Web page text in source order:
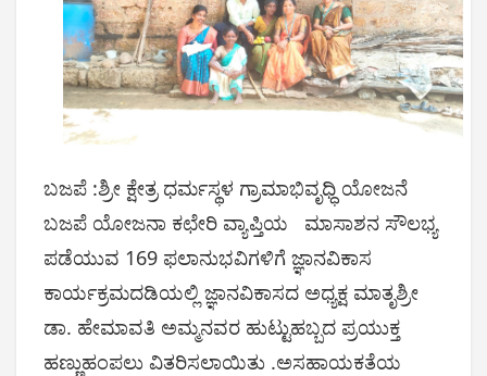
ಬಜಪೆ :ಶ್ರೀ ಕ್ಷೇತ್ರ ಧರ್ಮಸ್ಥಳ ಗ್ರಾಮಾಭಿವೃಧ್ಧಿ ಯೋಜನೆ
ಬಜಪೆ ಯೋಜನಾ ಕಛೇರಿ ವ್ಯಾಪ್ತಿಯ ಮಾಸಾಶನ ಸೌಲಭ್ಯ
ಪಡೆಯುವ 169 ಫಲಾನುಭವಿಗಳಿಗೆ ಜ್ಞಾನವಿಕಾಸ
ಕಾರ್ಯಕ್ರಮದಡಿಯಲ್ಲಿ ಜ್ಞಾನವಿಕಾಸದ ಅಧ್ಯಕ್ಷ ಮಾತೃಶ್ರೀ
ಡಾ. ಹೇಮಾವತಿ ಅಮ್ಮನವರ ಹುಟ್ಟುಹಬ್ಬದ ಪ್ರಯುಕ್ತ
ಹಣ್ಣುಹಂಪಲು ವಿತರಿಸಲಾಯಿತು .ಅಸಹಾಯಕತೆಯ